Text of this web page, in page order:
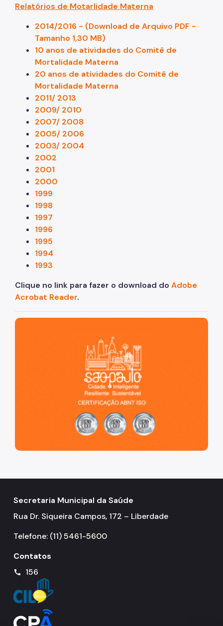
Relatórios de Motarlidade Materna
2014/2016 - (Download de Arquivo PDF -
Tamanho 1,30 MB)
10 anos de atividades do Comitê de
Mortalidade Materna
20 anos de atividades do Comitê de
Mortalidade Materna
2011/ 2013
2009/ 2010
2007/ 2008
2005/ 2006
2003/ 2004
2002
2001
2000
1999
1998
1997
1996
1995
1994
1993
Clique no link para fazer o download do Adobe
Acrobat Reader.
São Paulo, cidade inteligente, resiliente e sustentável
Secretaria Municipal da Saúde
Rua Dr. Siqueira Campos, 172 – Liberdade
Telefone: (11) 5461-5600
Contatos
call 156